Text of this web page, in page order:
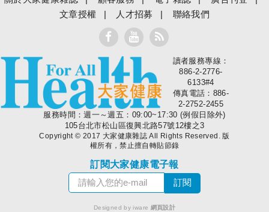
文章授權
人才招募 聯絡我們
大家健康
讀者服務專線：
886-2-2776-
6133#4
傳真電話：886-
2-2752-2455
服務時間：週一～週五：09:00~17:30 (例假日除外)
105台北市松山區復興北路57號12樓之3
Copyright © 2017 大家健康雜誌 All Rights Reserved. 版
權所有，禁止擅自轉貼節錄
訂閱大家健康電子報
Designed by iware 網頁設計